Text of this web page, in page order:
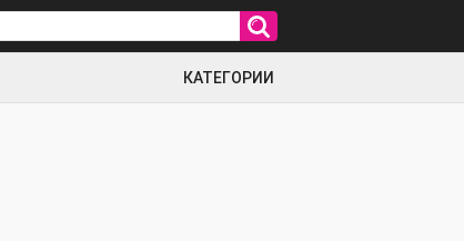
КАТЕГОРИИ